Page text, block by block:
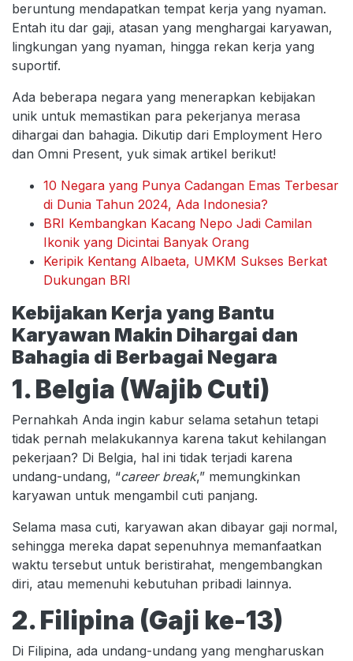
beruntung mendapatkan tempat kerja yang nyaman.
Entah itu dar gaji, atasan yang menghargai karyawan,
lingkungan yang nyaman, hingga rekan kerja yang
suportif.
Ada beberapa negara yang menerapkan kebijakan
unik untuk memastikan para pekerjanya merasa
dihargai dan bahagia. Dikutip dari Employment Hero
dan Omni Present, yuk simak artikel berikut!
10 Negara yang Punya Cadangan Emas Terbesar
di Dunia Tahun 2024, Ada Indonesia?
BRI Kembangkan Kacang Nepo Jadi Camilan
Ikonik yang Dicintai Banyak Orang
Keripik Kentang Albaeta, UMKM Sukses Berkat
Dukungan BRI
Kebijakan Kerja yang Bantu
Karyawan Makin Dihargai dan
Bahagia di Berbagai Negara
1. Belgia (Wajib Cuti)
Pernahkah Anda ingin kabur selama setahun tetapi
tidak pernah melakukannya karena takut kehilangan
pekerjaan? Di Belgia, hal ini tidak terjadi karena
undang-undang, “career break,” memungkinkan
karyawan untuk mengambil cuti panjang.
Selama masa cuti, karyawan akan dibayar gaji normal,
sehingga mereka dapat sepenuhnya memanfaatkan
waktu tersebut untuk beristirahat, mengembangkan
diri, atau memenuhi kebutuhan pribadi lainnya.
2. Filipina (Gaji ke-13)
Di Filipina, ada undang-undang yang mengharuskan